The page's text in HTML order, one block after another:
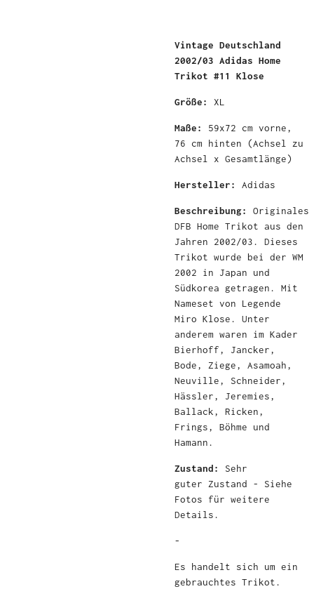
Vintage Deutschland
2002/03 Adidas Home
Trikot #11 Klose
Größe: XL
Maße:
59x72 cm vorne,
76 cm hinten (Achsel zu
Achsel x Gesamtlänge)
Hersteller: Adidas
Beschreibung:
Originales
DFB Home Trikot aus den
Jahren 2002/03. Dieses
Trikot wurde bei der WM
2002 in Japan und
Südkorea getragen. Mit
Nameset von Legende
Miro Klose. Unter
anderem waren im Kader
Bierhoff, Jancker,
Bode, Ziege, Asamoah,
Neuville, Schneider,
Hässler, Jeremies,
Ballack, Ricken,
Frings, Böhme und
Hamann.
Zustand:
Sehr
guter Zustand - Siehe
Fotos für weitere
Details.
-
Es handelt sich um ein
gebrauchtes Trikot.